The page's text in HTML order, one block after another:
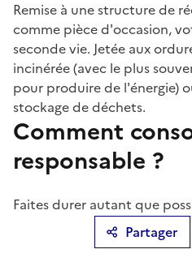
Partager
Remise à une structure de
comme pièce d'occasion,
seconde vie. Jetée aux
incinérée (avec le plus
pour produire de l'énergie)
stockage de déchets.
Comment
responsable ?
Faites durer autant que